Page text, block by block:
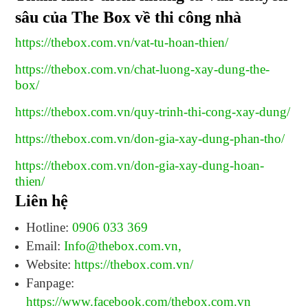
sâu của The Box về thi công nhà
https://thebox.com.vn/vat-tu-hoan-thien/
https://thebox.com.vn/chat-luong-xay-dung-the-
box/
https://thebox.com.vn/quy-trinh-thi-cong-xay-dung/
https://thebox.com.vn/don-gia-xay-dung-phan-tho/
https://thebox.com.vn/don-gia-xay-dung-hoan-
thien/
Liên hệ
Hotline:0906 033 369
Email:Info@thebox.com.vn,
Website: https://thebox.com.vn/
Fanpage:
https://www.facebook.com/thebox.com.vn